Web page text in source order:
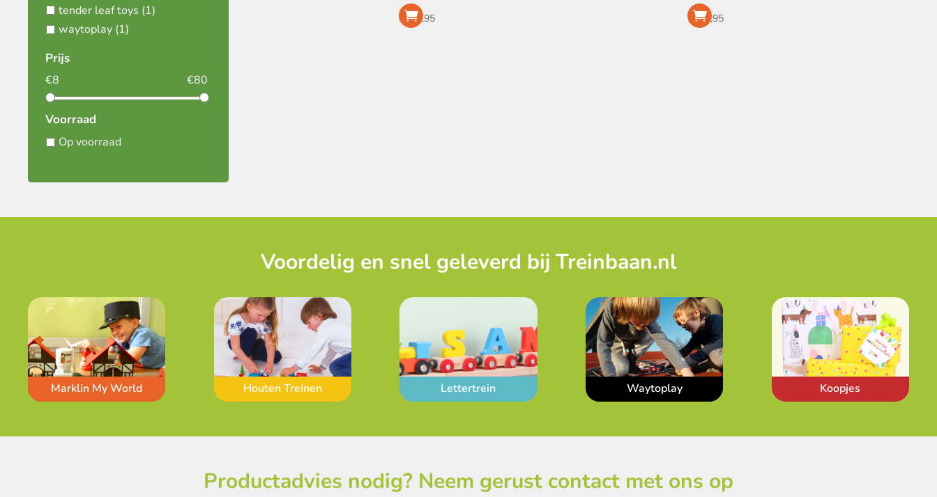
tender leaf toys (1)
waytoplay (1)
Prijs
€8 €80
Voorraad
Op voorraad
€79,95 €59,95
Voordelig en snel geleverd bij Treinbaan.nl
Marklin My World Houten Treinen Lettertrein Waytoplay Koopjes
Productadvies nodig? Neem gerust contact met ons op